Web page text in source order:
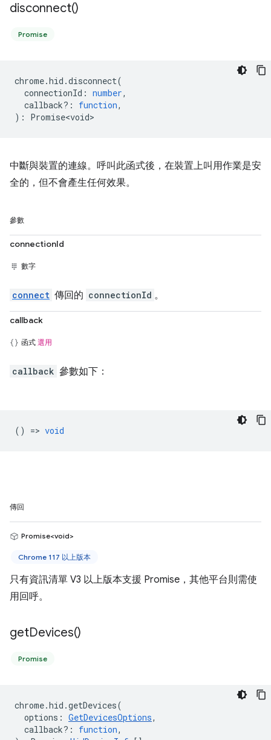
disconnect()
Promise
chrome.hid .disconnect(
connectionId : number,
callback? : function,
) : Promise<void>
中斷與裝置的連線。呼叫此函式後，在裝置上叫用作業是安
全的，但不會產生任何效果。
參數
connectionId
數字
connect 傳回的 connectionId 。
callback
函式 選用
callback 參數如下：
() => void
傳回
Promise<void>
Chrome 117 以上版本
只有資訊清單 V3 以上版本支援 Promise，其他平台則需使
用回呼。
getDevices()
Promise
chrome.hid .getDevices(
options : GetDevicesOptions,
callback? : function,